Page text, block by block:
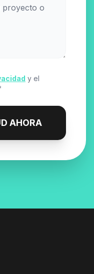
y el
AHORA